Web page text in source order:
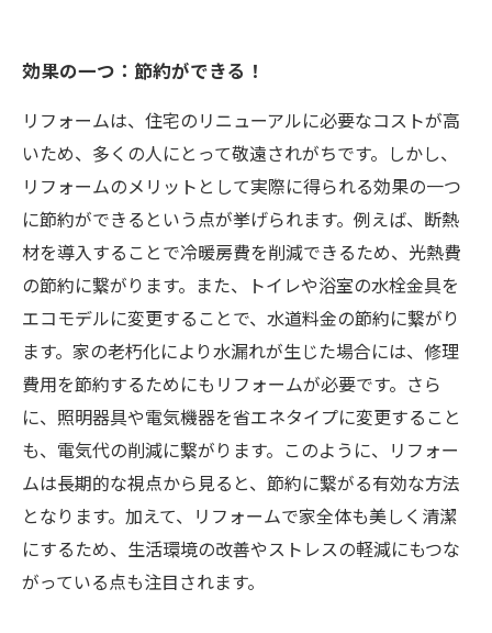
効果の一つ：節約ができる！
リフォームは、住宅のリニューアルに必要なコストが高
いため、多くの人にとって敬遠されがちです。しかし、
リフォームのメリットとして実際に得られる効果の一つ
に節約ができるという点が挙げられます。例えば、断熱
材を導入することで冷暖房費を削減できるため、光熱費
の節約に繋がります。また、トイレや浴室の水栓金具を
エコモデルに変更することで、水道料金の節約に繋がり
ます。家の老朽化により水漏れが生じた場合には、修理
費用を節約するためにもリフォームが必要です。さら
に、照明器具や電気機器を省エネタイプに変更すること
も、電気代の削減に繋がります。このように、リフォー
ムは長期的な視点から見ると、節約に繋がる有効な方法
となります。加えて、リフォームで家全体も美しく清潔
にするため、生活環境の改善やストレスの軽減にもつな
がっている点も注目されます。